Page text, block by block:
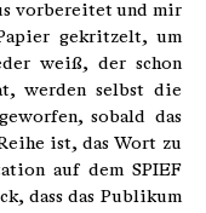
vorbereitet und mir
gekritzelt, um
weiß, der schon
werden selbst die
sobald das
ist, das Wort zu
auf dem SPIEF
dass das Publikum